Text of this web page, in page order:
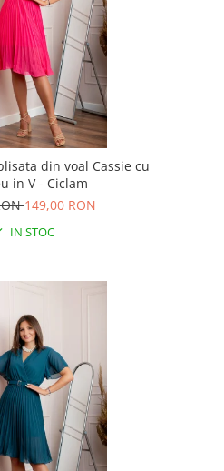
din voal Cassie cu
in V - Ciclam
149,00 RON
IN STOC